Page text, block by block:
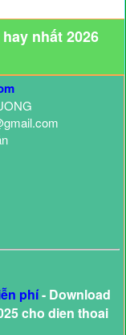
nhất 2026
phí- Download
cho dien thoai